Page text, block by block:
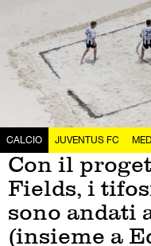
CALCIO JUVENTUS FC
Con il
Fields, i
sono andati
(insieme a